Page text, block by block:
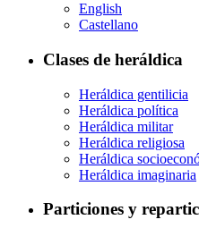
English
Castellano
Clases de heráldica
Heráldica gentilicia
Heráldica política
Heráldica militar
Heráldica religiosa
Heráldica
Heráldica imaginaria
Particiones y